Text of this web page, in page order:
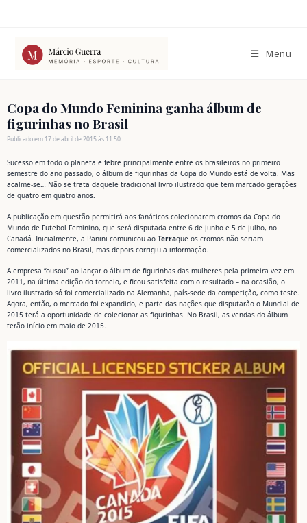
conteúdo
Menu
Copa do Mundo Feminina ganha álbum de
figurinhas no Brasil
Publicado em 17 de abril de 2015 às 11:50
Sucesso em todo o planeta e febre principalmente entre os brasileiros no primeiro
semestre do ano passado, o álbum de figurinhas da Copa do Mundo está de volta. Mas
acalme-se… Não se trata daquele tradicional livro ilustrado que tem marcado gerações
de quatro em quatro anos.
A publicação em questão permitirá aos fanáticos colecionarem cromos da Copa do
Mundo de Futebol Feminino, que será disputada entre 6 de junho e 5 de julho, no
Canadá. Inicialmente, a Panini comunicou ao Terraque os cromos não seriam
comercializados no Brasil, mas depois corrigiu a informação.
A empresa “ousou” ao lançar o álbum de figurinhas das mulheres pela primeira vez em
2011, na última edição do torneio, e ficou satisfeita com o resultado – na ocasião, o
livro ilustrado só foi comercializado na Alemanha, país-sede da competição, como teste.
Agora, então, o mercado foi expandido, e parte das nações que disputarão o Mundial de
2015 terá a oportunidade de colecionar as figurinhas. No Brasil, as vendas do álbum
terão início em maio de 2015.